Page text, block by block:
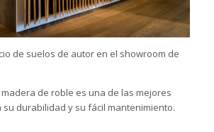
de suelos de autor en el showroom de
de roble es una de las mejores
su durabilidad y su fácil mantenimiento.